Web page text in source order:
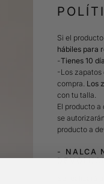
Si el
hábiles para
-Tienes 10
-Los zapatos
compra. Los
con tu talla.
El producto
se
producto a
- NALCA